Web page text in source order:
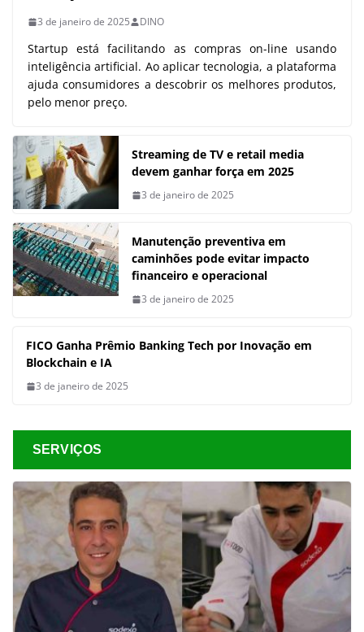
3 de janeiro de 2025 DINO
Startup está facilitando as compras on-line usando
inteligência artificial. Ao aplicar tecnologia, a plataforma
ajuda consumidores a descobrir os melhores produtos,
pelo menor preço.
Streaming de TV e retail media
devem ganhar força em 2025
3 de janeiro de 2025
Manutenção preventiva em
caminhões pode evitar impacto
financeiro e operacional
3 de janeiro de 2025
FICO Ganha Prêmio Banking Tech por Inovação em
Blockchain e IA
3 de janeiro de 2025
SERVIÇOS